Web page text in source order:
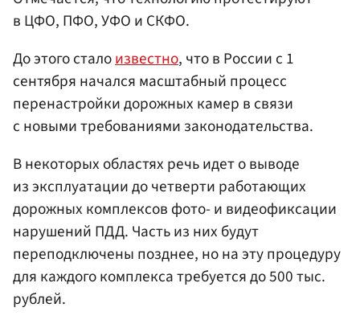
в ЦФО, ПФО, УФО и СКФО.
До этого сталоизвестно, что в России с 1
сентября начался масштабный процесс
перенастройки дорожных камер в связи
с новыми требованиями законодательства.
В некоторых областях речь идет о выводе
из эксплуатации до четверти работающих
дорожных комплексов фото- и видеофиксации
нарушений ПДД. Часть из них будут
переподключены позднее, но на эту процедуру
для каждого комплекса требуется до 500 тыс.
рублей.